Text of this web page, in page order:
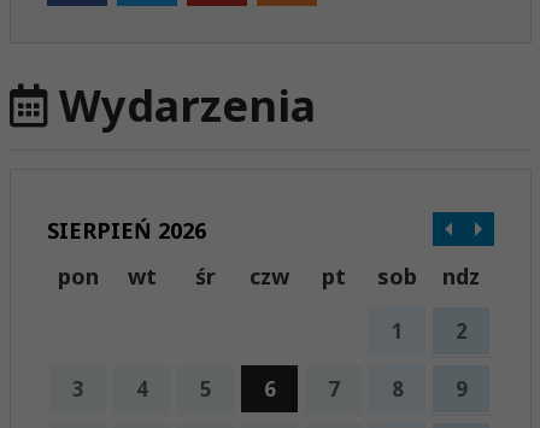
Wydarzenia
SIERPIEŃ 2026
pon
wt śr czw pt sob ndz
1 2
3 4 5 6 7 8 9